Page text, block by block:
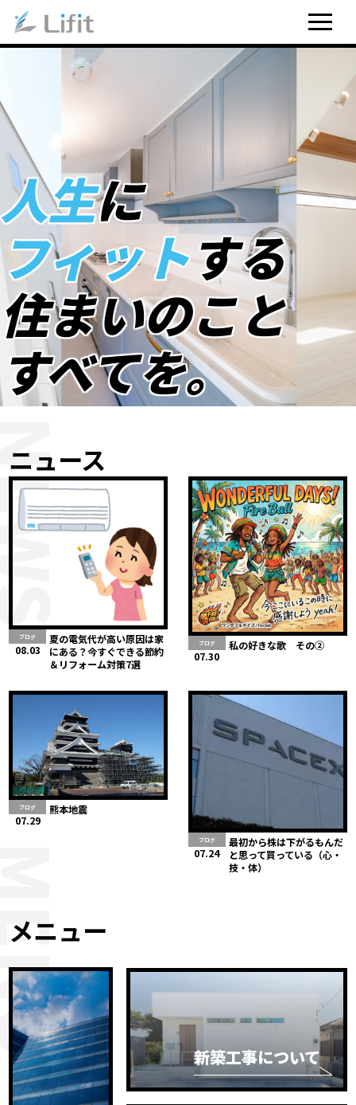
人生に
フィットする
住まいのこと
すべてを。
ニュース
ブログ
08.03
夏の電気代が高い原因は家
にある？今すぐできる節約
＆リフォーム対策7選
ブログ
07.30
私の好きな歌 その②
ブログ
07.29
熊本地震
ブログ
07.24
最初から株は下がるもんだ
と思って買っている（心・
技・体）
メニュー
新築工事について